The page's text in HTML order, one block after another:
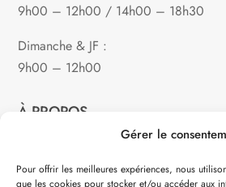
Gérer le
Pour offrir les meilleures expériences, nous
que les cookies pour stocker et/ou accéder aux
9h00 – 12h00 / 14h00 – 18h30
Dimanche & JF :
9h00 – 12h00
À PROPOS
Notre philosophie